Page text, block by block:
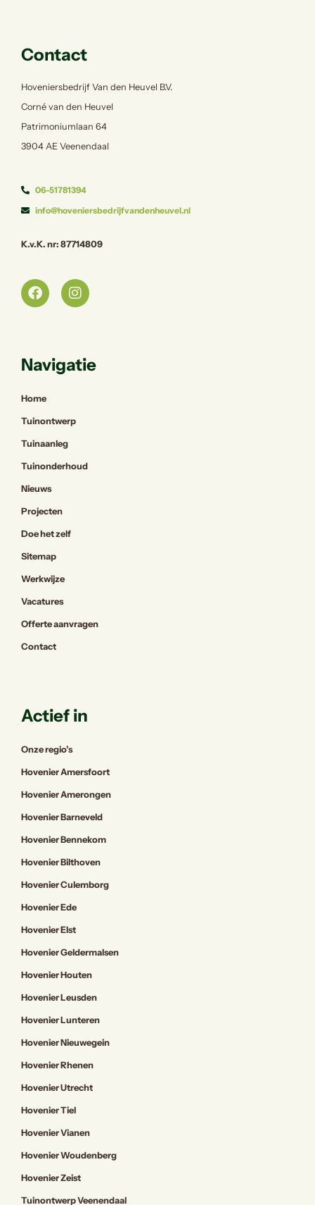
Contact
Hoveniersbedrijf Van den Heuvel B.V.
Corné van den Heuvel
Patrimoniumlaan 64
3904 AE Veenendaal
06-51781394
info@hoveniersbedrijfvandenheuvel.nl
K.v.K. nr: 87714809
Navigatie
Home
Tuinontwerp
Tuinaanleg
Tuinonderhoud
Nieuws
Projecten
Doe het zelf
Sitemap
Werkwijze
Vacatures
Offerte aanvragen
Contact
Actief in
Onze regio’s
Hovenier Amersfoort
Hovenier Amerongen
Hovenier Barneveld
Hovenier Bennekom
Hovenier Bilthoven
Hovenier Culemborg
Hovenier Ede
Hovenier Elst
Hovenier Geldermalsen
Hovenier Houten
Hovenier Leusden
Hovenier Lunteren
Hovenier Nieuwegein
Hovenier Rhenen
Hovenier Utrecht
Hovenier Tiel
Hovenier Vianen
Hovenier Woudenberg
Hovenier Zeist
Tuinontwerp Veenendaal